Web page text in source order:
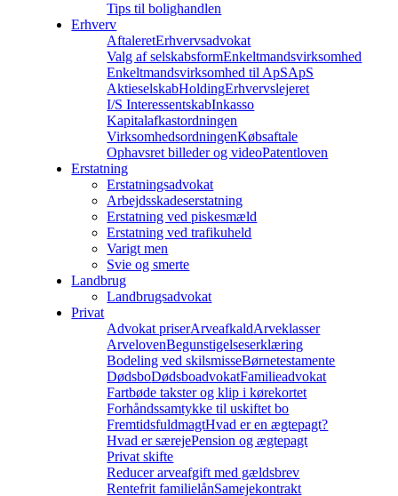
Tips til bolighandlen
Erhverv
AftaleretErhvervsadvokat
Valg af selskabsformEnkeltmandsvirksomhed
Enkeltmandsvirksomhed til ApSApS
AktieselskabHoldingErhvervslejeret
I/S InteressentskabInkasso
Kapitalafkastordningen
VirksomhedsordningenKøbsaftale
Ophavsret billeder og videoPatentloven
Erstatning
Erstatningsadvokat
Arbejdsskadeserstatning
Erstatning ved piskesmæld
Erstatning ved trafikuheld
Varigt men
Svie og smerte
Landbrug
Landbrugsadvokat
Privat
Advokat priserArveafkaldArveklasser
ArvelovenBegunstigelseserklæring
Bodeling ved skilsmisseBørnetestamente
DødsboDødsboadvokatFamilieadvokat
Fartbøde takster og klip i kørekortet
Forhåndssamtykke til uskiftet bo
FremtidsfuldmagtHvad er en ægtepagt?
Hvad er særejePension og ægtepagt
Privat skifte
Reducer arveafgift med gældsbrev
Rentefrit familielånSamejekontrakt